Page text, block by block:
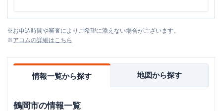
※お申込時間や審査によりご希望に添えない場合がございます。
※アコムの詳細はこちら
情報一覧から探す 地図から探す
鶴岡市の情報一覧